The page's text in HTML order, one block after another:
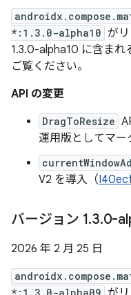
*:1.3.0-alpha10 が
1.3.0-alpha10 に含まれ
ご覧ください。
API の変更
DragToResize
運用版としてマー
V2 を導入（
バージョン 1.3.0-
2026 年 2 月 25 日